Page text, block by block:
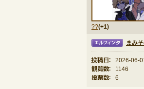
??(+1)
まみ
投稿日：
2026-06-
観覧数：
1146
投票数：
6